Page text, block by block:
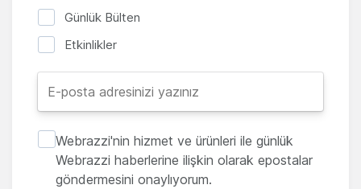
Günlük Bülten
Etkinlikler
Webrazzi'nin hizmet ve ürünleri ile günlük
Webrazzi haberlerine ilişkin olarak epostalar
göndermesini onaylıyorum.